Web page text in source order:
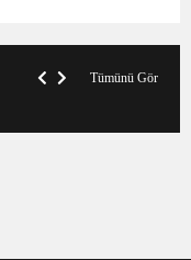
Tümünü Gör